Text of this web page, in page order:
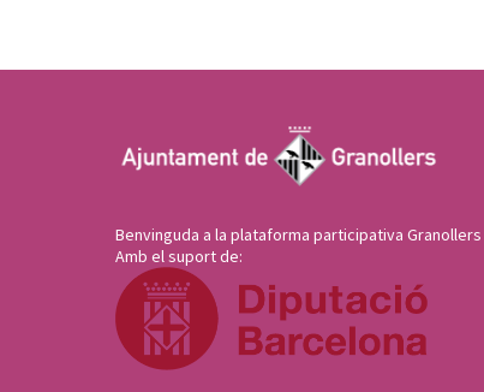
Benvinguda a la plataforma participativa Granollers
Amb el suport de: